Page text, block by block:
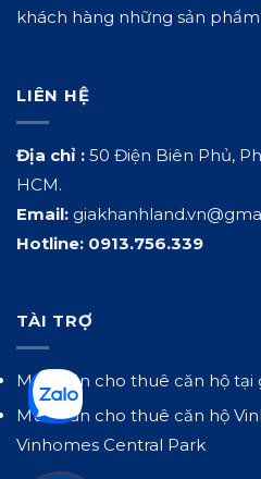
khách hàng những sản
LIÊN HỆ
Địa chỉ : 50 Điện Biên Phủ,
HCM.
Email:
Hotline: 0913.756.339
TÀI TRỢ
Mua bán cho thuê căn hộ tại
Mua bán cho thuê căn hộ
Vinhomes Central Park